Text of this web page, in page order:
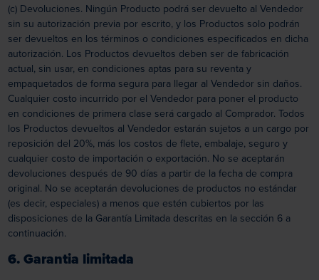
(c) Devoluciones. Ningún Producto podrá ser devuelto al Vendedor
sin su autorización previa por escrito, y los Productos solo podrán
ser devueltos en los términos o condiciones especificados en dicha
autorización. Los Productos devueltos deben ser de fabricación
actual, sin usar, en condiciones aptas para su reventa y
empaquetados de forma segura para llegar al Vendedor sin daños.
Cualquier costo incurrido por el Vendedor para poner el producto
en condiciones de primera clase será cargado al Comprador. Todos
los Productos devueltos al Vendedor estarán sujetos a un cargo por
reposición del 20%, más los costos de flete, embalaje, seguro y
cualquier costo de importación o exportación. No se aceptarán
devoluciones después de 90 días a partir de la fecha de compra
original. No se aceptarán devoluciones de productos no estándar
(es decir, especiales) a menos que estén cubiertos por las
disposiciones de la Garantía Limitada descritas en la sección 6 a
continuación.
6. Garantia limitada